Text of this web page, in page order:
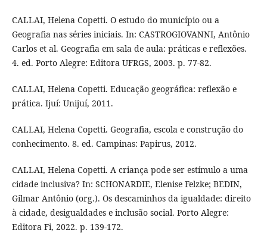
CALLAI, Helena Copetti. O estudo do município ou a
Geografia nas séries iniciais. In: CASTROGIOVANNI, Antônio
Carlos et al. Geografia em sala de aula: práticas e reflexões.
4. ed. Porto Alegre: Editora UFRGS, 2003. p. 77-82.
CALLAI, Helena Copetti. Educação geográfica: reflexão e
prática. Ijuí: Unijuí, 2011.
CALLAI, Helena Copetti. Geografia, escola e construção do
conhecimento. 8. ed. Campinas: Papirus, 2012.
CALLAI, Helena Copetti. A criança pode ser estímulo a uma
cidade inclusiva? In: SCHONARDIE, Elenise Felzke; BEDIN,
Gilmar Antônio (org.). Os descaminhos da igualdade: direito
à cidade, desigualdades e inclusão social. Porto Alegre:
Editora Fi, 2022. p. 139-172.